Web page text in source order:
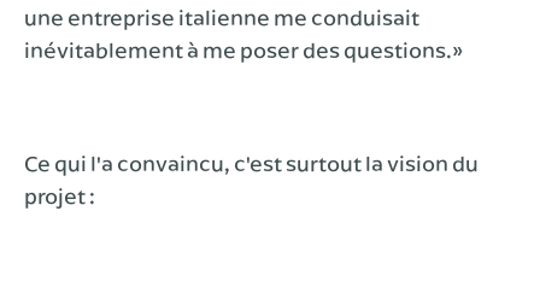
une entreprise italienne me conduisait
inévitablement à me poser des questions.»
Ce qui l'a convaincu, c'est surtout la vision du
projet :